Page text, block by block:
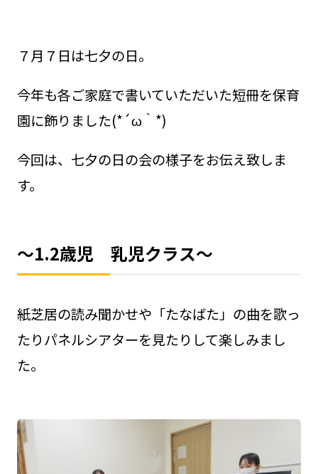
７月７日は七夕の日。
今年も各ご家庭で書いていただいた短冊を保育
園に飾りました(*´ω｀*)
今回は、七夕の日の会の様子をお伝え致しま
す。
～1.2歳児 乳児クラス～
紙芝居の読み聞かせや「たなばた」の曲を歌っ
たりパネルシアターを見たりして楽しみまし
た。